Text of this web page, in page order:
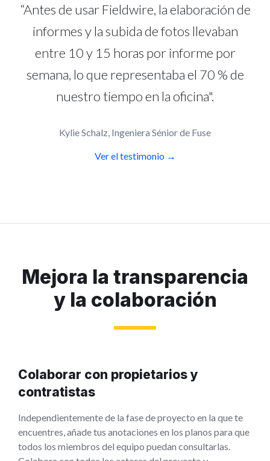
“Antes de usar Fieldwire, la elaboración de
informes y la subida de fotos llevaban
entre 10 y 15 horas por informe por
semana, lo que representaba el 70 % de
nuestro tiempo en la oficina".
Kylie Schalz, Ingeniera Sénior de Fuse
Ver el testimonio →
Mejora la transparencia
y la colaboración
Colaborar con propietarios y
contratistas
Independientemente de la fase de proyecto en la que te
encuentres, añade tus anotaciones en los planos para que
todos los miembros del equipo puedan consultarlas.